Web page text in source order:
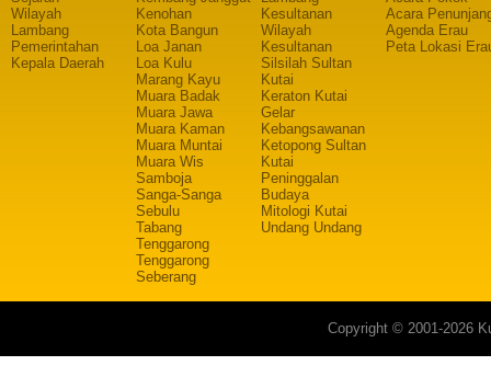
Wilayah
Lambang
Pemerintahan
Kepala Daerah
Kenohan
Kota Bangun
Loa Janan
Loa Kulu
Marang Kayu
Muara Badak
Muara Jawa
Muara Kaman
Muara Muntai
Muara Wis
Samboja
Sanga-Sanga
Sebulu
Tabang
Tenggarong
Tenggarong
Seberang
Kesultanan
Wilayah
Kesultanan
Silsilah Sultan
Kutai
Keraton Kutai
Gelar
Kebangsawanan
Ketopong Sultan
Kutai
Peninggalan
Budaya
Mitologi Kutai
Undang Undang
Acara
Agenda Erau
Peta Lokasi
Copyright © 2001-2026